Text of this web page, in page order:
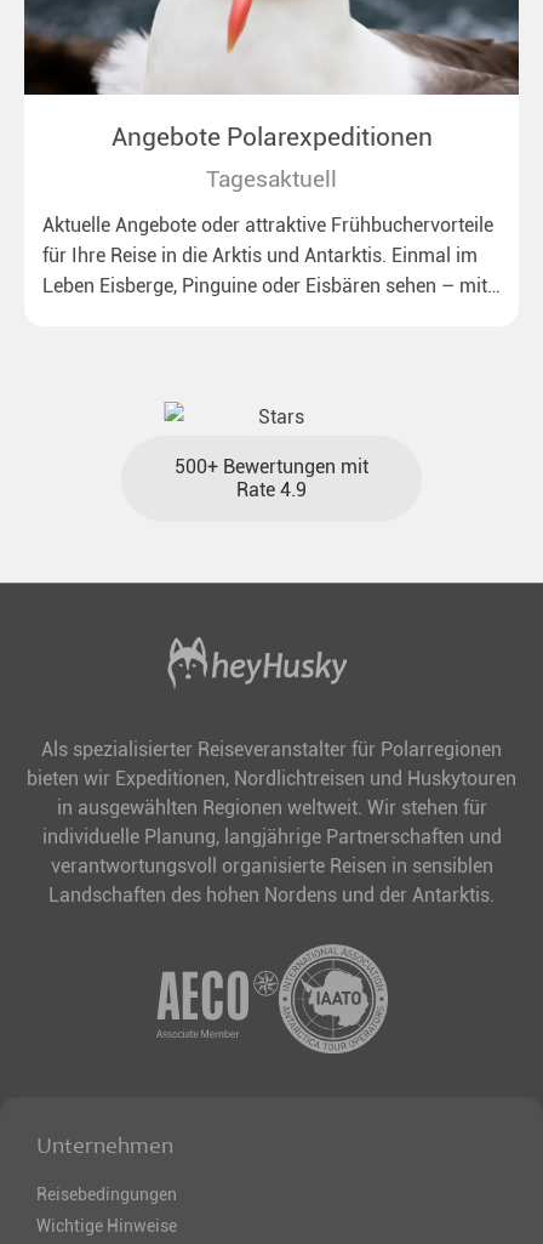
Angebote Polarexpeditionen
Tagesaktuell
Aktuelle Angebote oder attraktive Frühbuchervorteile
für Ihre Reise in die Arktis und Antarktis. Einmal im
Leben Eisberge, Pinguine oder Eisbären sehen – mit
500+ Bewertungen mit
Rate 4.9
Als spezialisierter Reiseveranstalter für Polarregionen
bieten wir Expeditionen, Nordlichtreisen und Huskytouren
in ausgewählten Regionen weltweit. Wir stehen für
individuelle Planung, langjährige Partnerschaften und
verantwortungsvoll organisierte Reisen in sensiblen
Landschaften des hohen Nordens und der Antarktis.
Unternehmen
Reisebedingungen
Wichtige Hinweise